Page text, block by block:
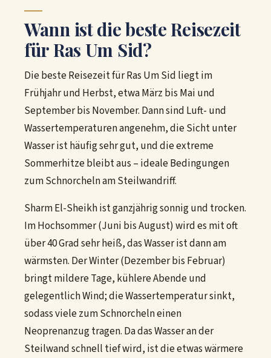
Wann ist die beste Reisezeit
für Ras Um Sid?
Die beste Reisezeit für Ras Um Sid liegt im
Frühjahr und Herbst, etwa März bis Mai und
September bis November. Dann sind Luft- und
Wassertemperaturen angenehm, die Sicht unter
Wasser ist häufig sehr gut, und die extreme
Sommerhitze bleibt aus – ideale Bedingungen
zum Schnorcheln am Steilwandriff.
Sharm El-Sheikh ist ganzjährig sonnig und trocken.
Im Hochsommer (Juni bis August) wird es mit oft
über 40 Grad sehr heiß, das Wasser ist dann am
wärmsten. Der Winter (Dezember bis Februar)
bringt mildere Tage, kühlere Abende und
gelegentlich Wind; die Wassertemperatur sinkt,
sodass viele zum Schnorcheln einen
Neoprenanzug tragen. Da das Wasser an der
Steilwand schnell tief wird, ist die etwas wärmere